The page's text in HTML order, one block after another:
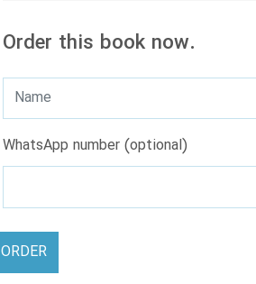
Order this book now.
WhatsApp number (optional)
ORDER